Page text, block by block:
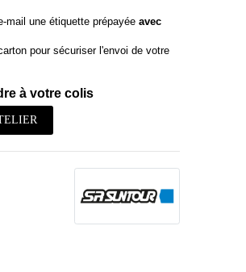
mail une étiquette prépayée avec
pour sécuriser l'envoi de votre
à votre colis